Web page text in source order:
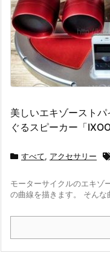
美しいエキゾースト
ぐるスピーカー「
すべて, アクセサリー
モーターサイクルのエキゾ
の曲線を描きます。 そんな